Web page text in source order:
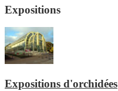
Expositions
Expositions d'orchidées